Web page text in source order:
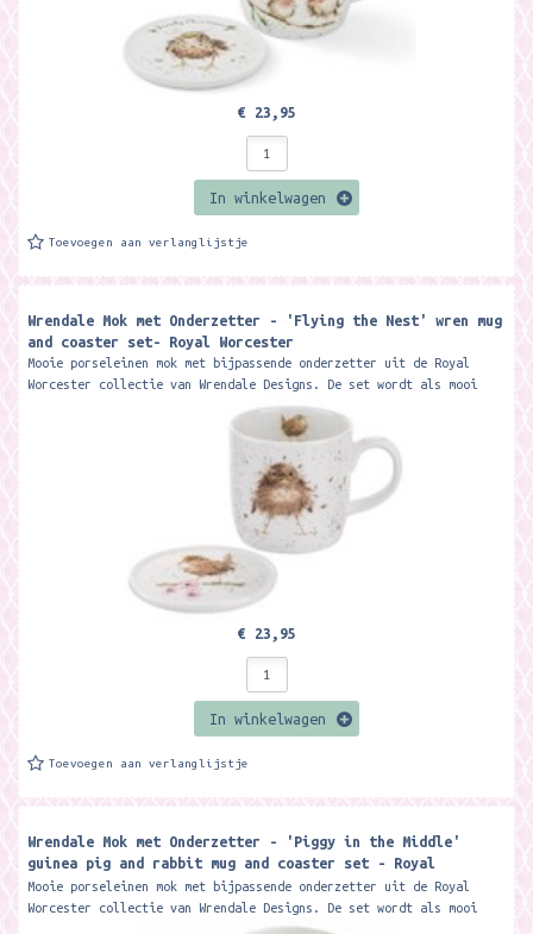
€ 23,95
In winkelwagen
Toevoegen aan verlanglijstje
Wrendale Mok met Onderzetter - 'Flying the Nest' wren mug
and coaster set- Royal Worcester
Mooie porseleinen mok met bijpassende onderzetter uit de Royal
Worcester collectie van Wrendale Designs. De set wordt als mooi
€ 23,95
In winkelwagen
Toevoegen aan verlanglijstje
Wrendale Mok met Onderzetter - 'Piggy in the Middle'
guinea pig and rabbit mug and coaster set - Royal
Worcester
Mooie porseleinen mok met bijpassende onderzetter uit de Royal
Worcester collectie van Wrendale Designs. De set wordt als mooi